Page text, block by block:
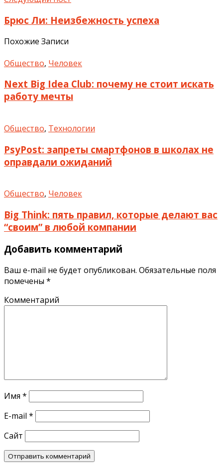
Брюс Ли: Неизбежность успеха
Похожие Записи
Общество, Человек
Next Big Idea Club: почему не стоит искать
работу мечты
Общество, Технологии
PsyPost: запреты смартфонов в школах не
оправдали ожиданий
Общество, Человек
Big Think: пять правил, которые делают вас
“своим” в любой компании
Добавить комментарий
Ваш e-mail не будет опубликован. Обязательные поля
помечены *
Комментарий
Имя *
E-mail *
Сайт